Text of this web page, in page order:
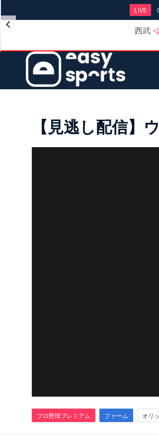
LIVE
西武 <
【見逃し配信
プロ野球プレミアム ファーム オリ